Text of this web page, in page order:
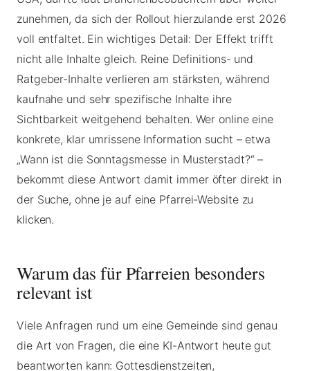
zunehmen, da sich der Rollout hierzulande erst 2026
voll entfaltet. Ein wichtiges Detail: Der Effekt trifft
nicht alle Inhalte gleich. Reine Definitions- und
Ratgeber-Inhalte verlieren am stärksten, während
kaufnahe und sehr spezifische Inhalte ihre
Sichtbarkeit weitgehend behalten. Wer online eine
konkrete, klar umrissene Information sucht – etwa
„Wann ist die Sonntagsmesse in Musterstadt?“ –
bekommt diese Antwort damit immer öfter direkt in
der Suche, ohne je auf eine Pfarrei-Website zu
klicken.
Warum das für Pfarreien besonders
relevant ist
Viele Anfragen rund um eine Gemeinde sind genau
die Art von Fragen, die eine KI-Antwort heute gut
beantworten kann: Gottesdienstzeiten,